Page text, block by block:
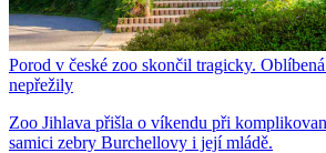
Porod v české zoo skončil tragicky.
nepřežily
Zoo Jihlava přišla o víkendu při
samici zebry Burchellovy i její mládě.